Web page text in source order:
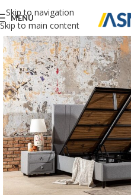
Skip to navigation
Skip to main content
MENÜ